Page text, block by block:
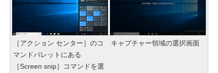
［アクション センター］のコ
マンドパレットにある
［Screen snip］コマンドを選
キャプチャー領域の選択画面